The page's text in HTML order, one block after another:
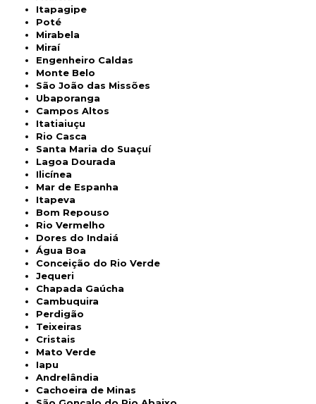
Itapagipe
Poté
Mirabela
Miraí
Engenheiro Caldas
Monte Belo
São João das Missões
Ubaporanga
Campos Altos
Itatiaiuçu
Rio Casca
Santa Maria do Suaçuí
Lagoa Dourada
Ilicínea
Mar de Espanha
Itapeva
Bom Repouso
Rio Vermelho
Dores do Indaiá
Água Boa
Conceição do Rio Verde
Jequeri
Chapada Gaúcha
Cambuquira
Perdigão
Teixeiras
Cristais
Mato Verde
Iapu
Andrelândia
Cachoeira de Minas